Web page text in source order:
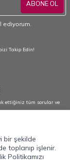
ABONE OL
ediyorum.
Takip Edin!
ettiğiniz tüm sorular ve
bir şekilde
toplanıp işlenir.
Politikamızı